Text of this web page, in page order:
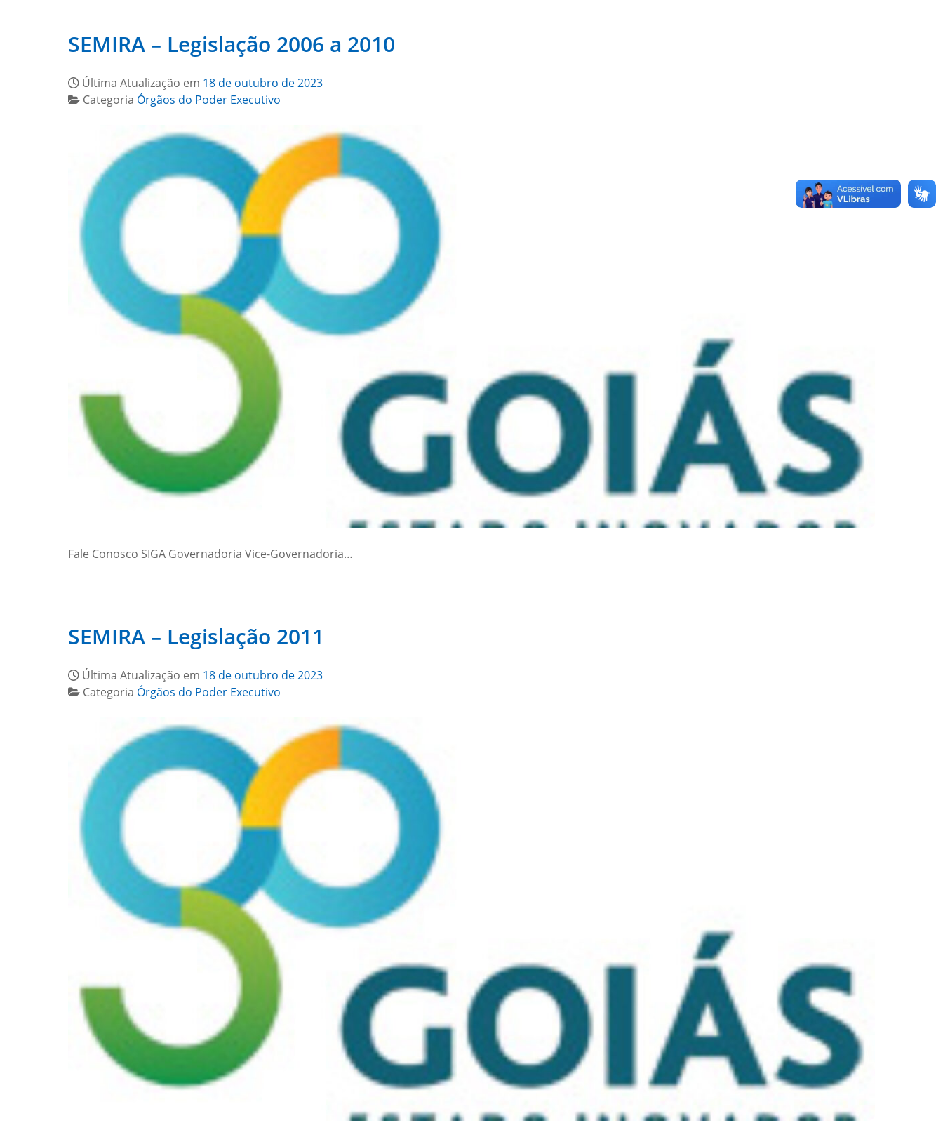
SEMIRA – Legislação 2006 a 2010
Última Atualização em 18 de outubro de 2023
Categoria Órgãos do Poder Executivo
Fale Conosco SIGA Governadoria Vice-Governadoria…
SEMIRA – Legislação 2011
Última Atualização em 18 de outubro de 2023
Categoria Órgãos do Poder Executivo